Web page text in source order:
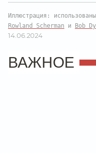
Иллюстрация:
Rowland Scherman
и Bob
14.06.2024
ВАЖНОЕ